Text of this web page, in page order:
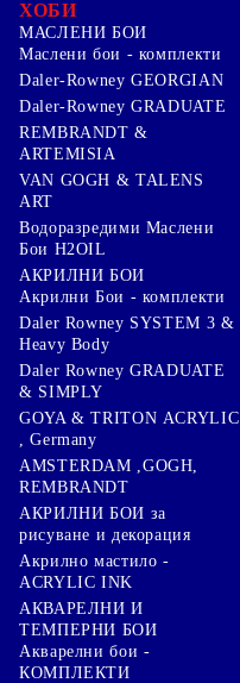
ХОБИ
МАСЛЕНИ БОИ
Маслени бои - комплекти
Daler-Rowney GEORGIAN
Daler-Rowney GRADUATE
REMBRANDT &
ARTEMISIA
VAN GOGH & TALENS
ART
Водоразредими Маслени
Бои H2OIL
АКРИЛНИ БОИ
Акрилни Бои - комплекти
Daler Rowney SYSTEM 3 &
Heavy Body
Daler Rowney GRADUATE
& SIMPLY
GOYA & TRITON АCRYLIC
, Germany
AMSTERDAM ,GOGH,
REMBRANDT
АКРИЛНИ БОИ за
рисуване и декорация
Акрилно мастило -
ACRYLIC INK
АКВАРЕЛНИ И
ТЕМПЕРНИ БОИ
Акварелни бои -
КОМПЛЕКТИ